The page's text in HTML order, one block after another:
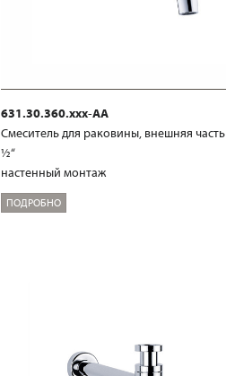
631.30.360.xxx-AA
Смеситель для раковины, внешняя часть
½“
настенный монтаж
ПОДРОБНО